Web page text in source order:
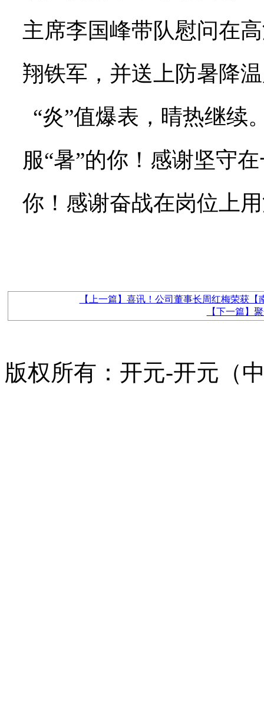
主席李国峰带队慰问在
翔铁军，并送上防暑降
“炎”值爆表，晴热继续
服“暑”的你！感谢坚守
你！感谢奋战在岗位上
【上一篇】喜讯！公司董事长周红梅荣获
【下一篇】
版权所有：开元-开元（